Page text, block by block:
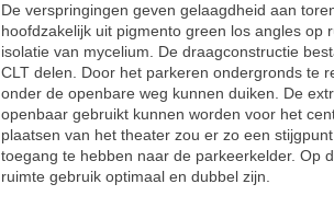
De verspringingen geven gelaagdheid aan
hoofdzakelijk uit pigmento green los angles op
isolatie van mycelium. De draagconstructie
CLT delen. Door het parkeren ondergronds te
onder de openbare weg kunnen duiken. De
openbaar gebruikt kunnen worden voor het
plaatsen van het theater zou er zo een
toegang te hebben naar de parkeerkelder. Op
ruimte gebruik optimaal en dubbel zijn.